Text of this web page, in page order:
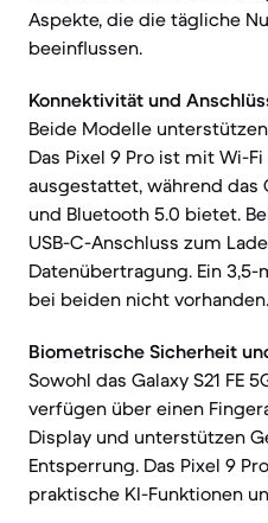
Aspekte, die die tägliche
beeinflussen.
Konnektivität und
Beide Modelle
Das Pixel 9 Pro ist mit Wi-
ausgestattet, während das
und Bluetooth 5.0 bietet.
USB-C-Anschluss zum
Datenübertragung. Ein
bei beiden nicht vorhanden.
Biometrische Sicherheit
Sowohl das Galaxy S21 FE
verfügen über einen
Display und unterstützen
Entsperrung. Das Pixel 9
praktische KI-Funktionen